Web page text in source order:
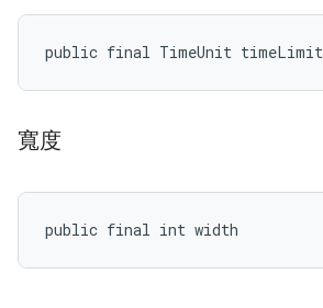
public final TimeUnit
寬度
public final int width